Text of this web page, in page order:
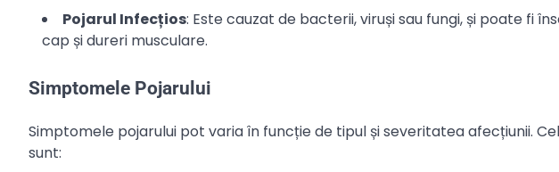
Pojarul Infecțios: Este cauzat de bacterii, viruși sau fungi, și poate fi
cap și dureri musculare.
Simptomele Pojarului
Simptomele pojarului pot varia în funcție de tipul și severitatea afecțiunii.
sunt: